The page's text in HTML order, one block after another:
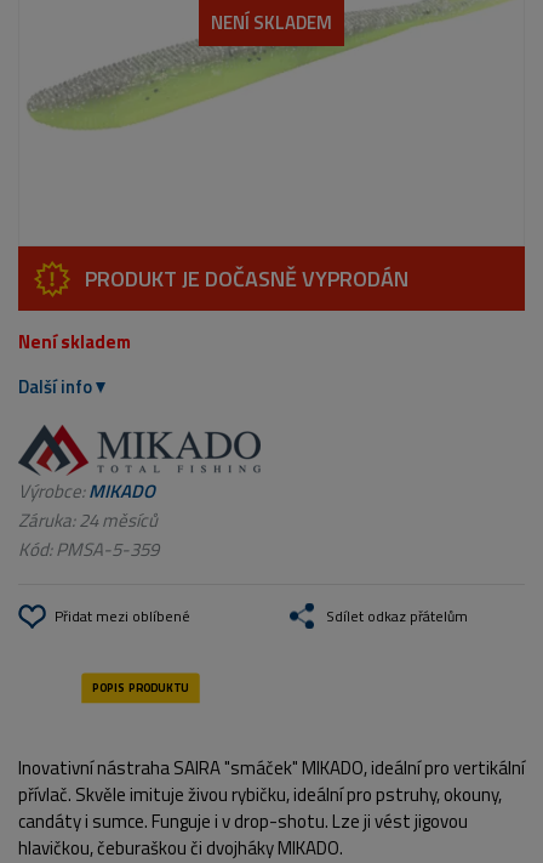
NENÍ SKLADEM
PRODUKT JE DOČASNĚ VYPRODÁN
Není skladem
Další info
Výrobce:MIKADO
Záruka: 24 měsíců
Kód:PMSA-5-359
Přidat mezi oblíbené Sdílet odkaz přátelům
Inovativní nástraha SAIRA "smáček" MIKADO, ideální pro vertikální
přívlač. Skvěle imituje živou rybičku, ideální pro pstruhy, okouny,
candáty i sumce. Funguje i v drop-shotu. Lze ji vést jigovou
hlavičkou, čeburaškou či dvojháky MIKADO.